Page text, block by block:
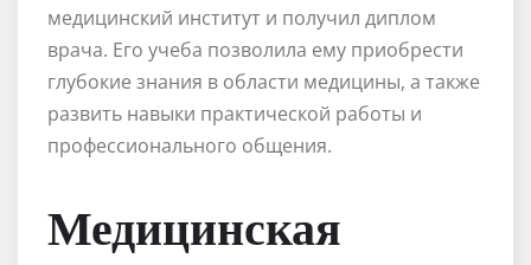
медицинский институт и получил диплом
врача. Его учеба позволила ему приобрести
глубокие знания в области медицины, а также
развить навыки практической работы и
профессионального общения.
Медицинская